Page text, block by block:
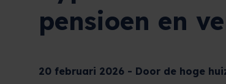
pensioen en
20 februari 2026 - Door de hoge